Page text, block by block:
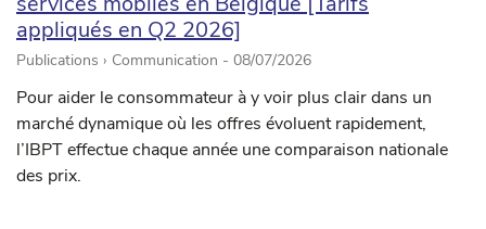
appliqués en Q2 2026]
Publications › Communication - 08/07/2026
Pour aider le consommateur à y voir plus clair dans un
marché dynamique où les offres évoluent rapidement,
l’IBPT effectue chaque année une comparaison nationale
des prix.